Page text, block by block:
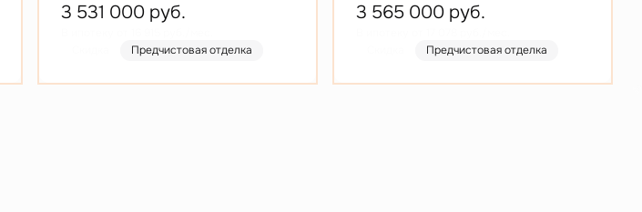
3 531 000 руб.
Предчистовая отделка
3 565 000 руб.
Предчистовая отделка